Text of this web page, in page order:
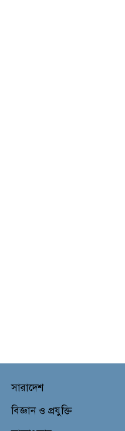
সারাদেশ
বিজ্ঞান ও প্রযুক্তি